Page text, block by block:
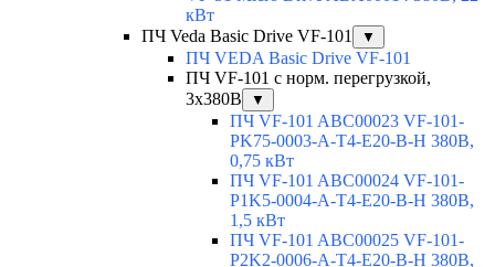
кВт
ПЧ Veda Basic Drive VF-101
▼
ПЧ VEDA Basic Drive VF-101
ПЧ VF-101 с норм. перегрузкой,
3х380В
▼
ПЧ VF-101 ABC00023 VF-101-
PK75-0003-A-T4-E20-B-H 380В,
0,75 кВт
ПЧ VF-101 ABC00024 VF-101-
P1K5-0004-A-T4-E20-B-H 380В,
1,5 кВт
ПЧ VF-101 ABC00025 VF-101-
P2K2-0006-A-T4-E20-B-H 380В,